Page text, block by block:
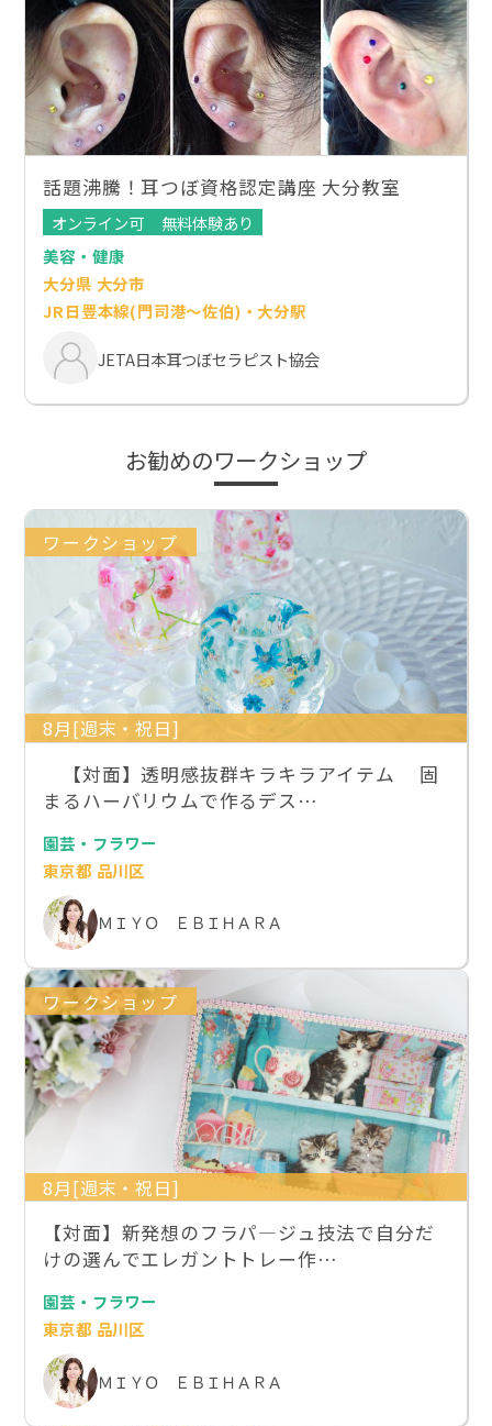
話題沸騰！耳つぼ資格認定講座 大分教室
オンライン可
無料体験あり
美容・健康
大分県 大分市
JR日豊本線(門司港～佐伯)・大分駅
JETA日本耳つぼセラピスト協会
お勧めのワークショップ
ワークショップ
8月[週末・祝日]
【対面】透明感抜群キラキラアイテム 固
まるハーバリウムで作るデス…
園芸・フラワー
東京都 品川区
ＭＩＹＯ ＥＢＩＨＡＲＡ
ワークショップ
8月[週末・祝日]
【対面】新発想のフラパ―ジュ技法で自分だ
けの選んでエレガントトレー作…
園芸・フラワー
東京都 品川区
ＭＩＹＯ ＥＢＩＨＡＲＡ